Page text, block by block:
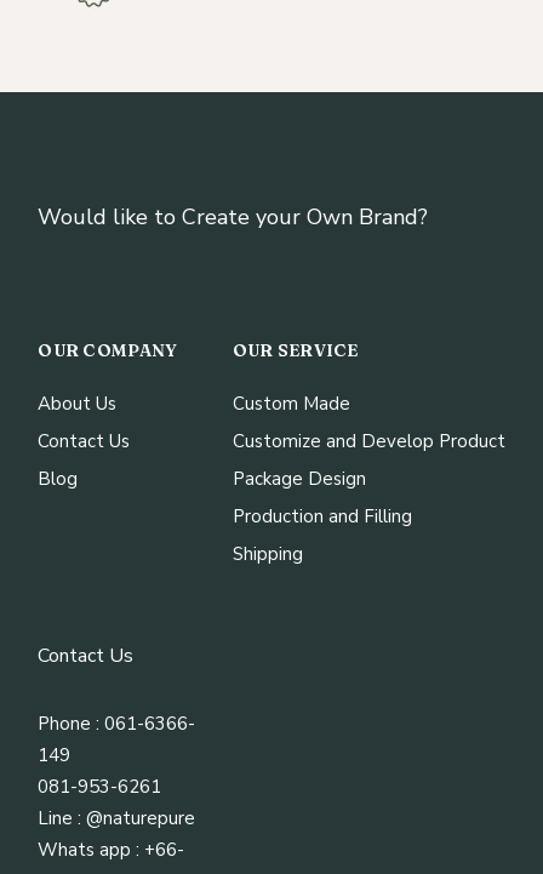
Would like to Create your Own Brand?
OUR COMPANY
About Us
Contact Us
Blog
OUR SERVICE
Custom Made
Customize and Develop Product
Package Design
Production and Filling
Shipping
Contact Us
Phone : 061-6366-
149
081-953-6261
Line : @naturepure
Whats app : +66-